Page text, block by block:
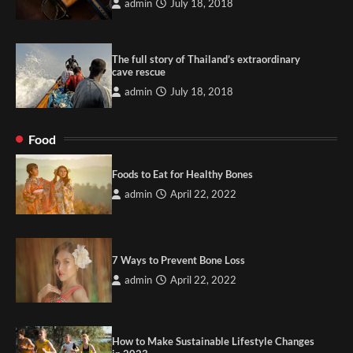
admin July 18, 2018
The full story of Thailand’s extraordinary
cave rescue
admin July 18, 2018
Food
Foods to Eat for Healthy Bones
admin April 22, 2022
7 Ways to Prevent Bone Loss
admin April 22, 2022
How to Make Sustainable Lifestyle Changes